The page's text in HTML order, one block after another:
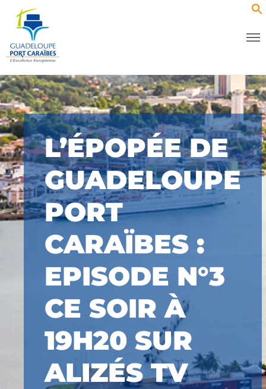
L’ÉPOPÉE DE
GUADELOUPE
PORT
CARAÏBES :
EPISODE N°3
CE SOIR À
19H20 SUR
ALIZÉS TV